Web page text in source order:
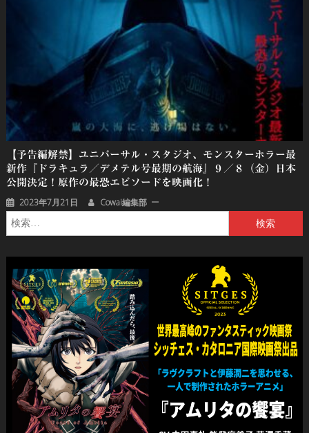
【予告編解禁】ユニバーサル・スタジオ、モンスターホラー最
新作『ドラキュラ／デメテル号最期の航海』９／８（金）日本
公開決定！原作の最恐エピソードを映画化！
2023年7月21日 Cowai編集部
索: